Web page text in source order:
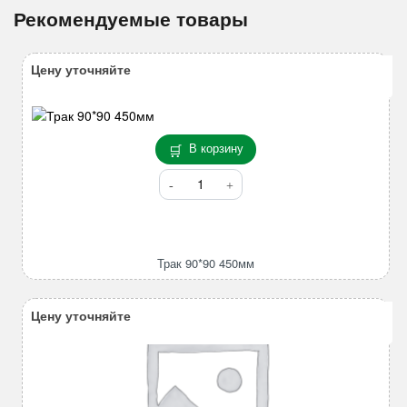
Рекомендуемые товары
В корзину
Количество
товара
Трак 90*90 450мм
Цену уточняйте
Цену уточняйте